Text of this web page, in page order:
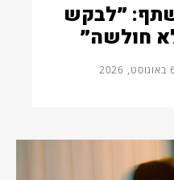
״לבקש
חולשה״
2026